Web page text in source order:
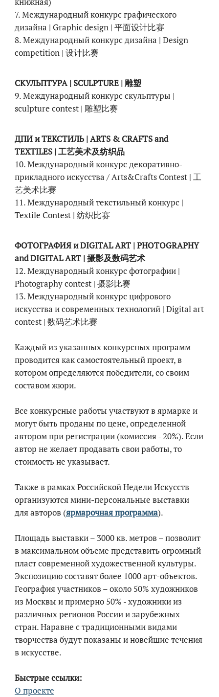
7. Международный конкурс графического
дизайна | Graphic design | 平面设计比赛
8. Международный конкурс дизайна | Design
competition | 设计比赛
СКУЛЬПТУРА | SCULPTURE | 雕塑
9. Международный конкурс скульптуры |
sculpture contest | 雕塑比赛
ДПИ и ТЕКСТИЛЬ | ARTS & CRAFTS and
TEXTILES | 工艺美术及纺织品
10. Международный конкурс декоративно-
прикладного искусства / Arts&Crafts Contest | 工
艺美术比赛
11. Международный текстильный конкурс |
Textile Contest | 纺织比赛
ФОТОГРАФИЯ и DIGITAL ART | PHOTOGRAPHY
and DIGITAL ART | 摄影及数码艺术
12. Международный конкурс фотографии |
Photography contest | 摄影比赛
13. Международный конкурс цифрового
искусства и современных технологий | Digital art
contest | 数码艺术比赛
Каждый из указанных конкурсных программ
проводится как самостоятельный проект, в
котором определяются победители, со своим
составом жюри.
Все конкурсные работы участвуют в ярмарке и
могут быть проданы по цене, определенной
автором при регистрации (комиссия - 20%). Если
автор не желает продавать свои работы, то
стоимость не указывает.
Также в рамках Российской Недели Искусств
организуются мини-персональные выставки
для авторов (ярмарочная программа).
Площадь выставки – 3000 кв. метров – позволит
в максимальном объеме представить огромный
пласт современной художественной культуры.
Экспозицию составят более 1000 арт-объектов.
География участников – около 50% художников
из Москвы и примерно 50% - художники из
различных регионов России и зарубежных
стран. Наравне с традиционными видами
творчества будут показаны и новейшие течения
в искусстве.
Быстрые ссылки:
О проекте